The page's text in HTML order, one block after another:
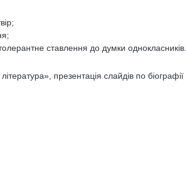
ставлення до думки однокласників.
презентація слайдів по біографії